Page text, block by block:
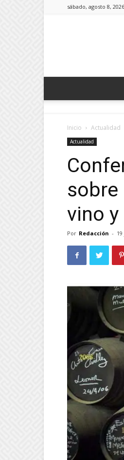
sábado, agosto 8, 2026
Inicio Actualidad
Actualidad
sobre
vino
Por Redacción -